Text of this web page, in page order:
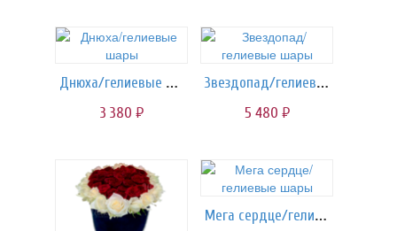
Днюха/гелиевые шары
3 380 руб.
Звездопад/гелиевые шары
5 480 руб.
Мега сердце/гелиевые шары